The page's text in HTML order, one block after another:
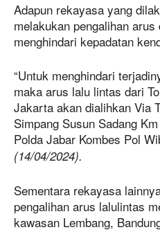
Adapun rekayasa yang
melakukan pengalihan
menghindari kepadatan
“Untuk menghindari
maka arus lalu lintas dari
Jakarta akan dialihkan Via
Simpang Susun Sadang
Polda Jabar Kombes Pol
(14/04/2024).
Sementara rekayasa
pengalihan arus lalulintas
kawasan Lembang,